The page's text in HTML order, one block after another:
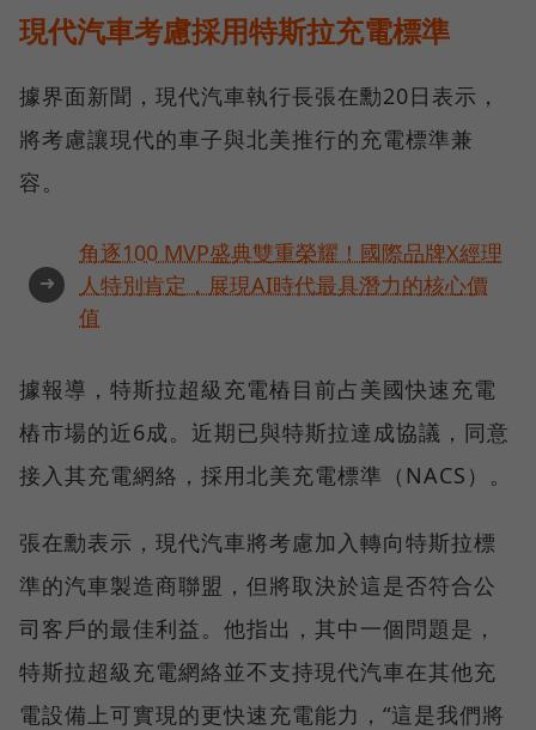
現代汽車考慮採用特斯拉充電標準
據界面新聞，現代汽車執行長張在勳20日表示，
將考慮讓現代的車子與北美推行的充電標準兼
容。
➜
角逐100 MVP盛典雙重榮耀！國際品牌X經理
人特別肯定，展現AI時代最具潛力的核心價
值
據報導，特斯拉超級充電樁目前占美國快速充電
樁市場的近6成。近期已與特斯拉達成協議，同意
接入其充電網絡，採用北美充電標準（NACS）。
張在勳表示，現代汽車將考慮加入轉向特斯拉標
準的汽車製造商聯盟，但將取決於這是否符合公
司客戶的最佳利益。他指出，其中一個問題是，
特斯拉超級充電網絡並不支持現代汽車在其他充
電設備上可實現的更快速充電能力，“這是我們將